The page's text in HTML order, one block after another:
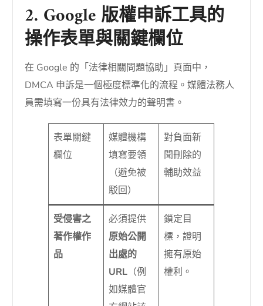
2. Google 版權申訴工具的
操作表單與關鍵欄位
在 Google 的「法律相關問題協助」頁面中，
DMCA 申訴是一個極度標準化的流程。媒體法務人
員需填寫一份具有法律效力的聲明書。
表單關鍵
欄位
媒體機構
填寫要領
（避免被
駁回）
對負面新
聞刪除的
輔助效益
受侵害之
著作權作
品
必須提供
原始公開
出處的
URL （例
如媒體官
鎖定目
標，證明
擁有原始
權利。